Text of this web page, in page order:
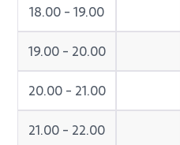
18.00 - 19.00
19.00 - 20.00
20.00 - 21.00
21.00 - 22.00